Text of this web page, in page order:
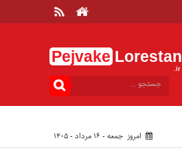
Pejvake Lorestan
.ir
امروز جمعه - ۱۶ مرداد - ۱۴۰۵